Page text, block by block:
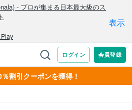
割引クーポンを獲得！